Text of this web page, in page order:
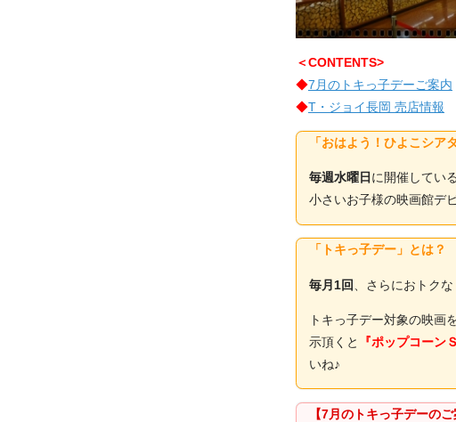
＜CONTENTS>
◆7月のトキっ子デーご案内
◆T・ジョイ長岡 売店情報
「おはよう！ひよこシア
毎週水曜日 に開催してい
小さいお子様の映画館デ
「トキっ子デー」とは？
毎月1回 、さらにおトクな
トキっ子デー対象の映画
示頂くと
『ポップコーン
いね♪
【7月のトキっ子デーのご